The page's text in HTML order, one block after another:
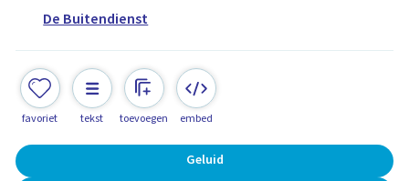
De Buitendienst
favoriet tekst toevoegen embed
Geluid